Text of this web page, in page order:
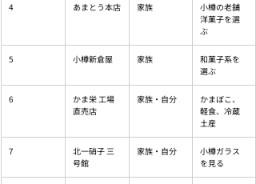
4 あまとう本店 家族
小樽の老舗
洋菓子を選
ぶ
5 小樽新倉屋 家族
和菓子系を
選ぶ
6
かま栄 工場
直売店
家族・自分
かまぼこ、
軽食、冷蔵
土産
7
北一硝子 三
号館
家族・自分
小樽ガラス
を見る